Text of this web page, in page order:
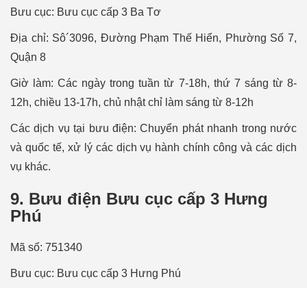
Bưu cục: Bưu cục cấp 3 Ba Tơ
Địa chỉ: Sô´3096, Đường Phạm Thế Hiển, Phường Số 7,
Quận 8
Giờ làm: Các ngày trong tuần từ 7-18h, thứ 7 sáng từ 8-
12h, chiều 13-17h, chủ nhật chỉ làm sáng từ 8-12h
Các dịch vụ tại bưu điện: Chuyển phát nhanh trong nước
và quốc tế, xử lý các dịch vụ hành chính công và các dịch
vụ khác.
9. Bưu điện Bưu cục cấp 3 Hưng
Phú
Mã số: 751340
Bưu cục: Bưu cục cấp 3 Hưng Phú